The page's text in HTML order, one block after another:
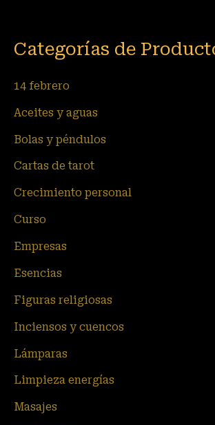
Categorías de
14 febrero
Aceites y aguas
Bolas y péndulos
Cartas de tarot
Crecimiento personal
Curso
Empresas
Esencias
Figuras religiosas
Inciensos y cuencos
Lámparas
Limpieza energías
Masajes